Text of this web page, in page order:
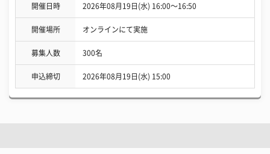
開催日時 2026年08月19日(水) 16:00〜16:50
開催場所 オンラインにて実施
募集人数 300名
申込締切 2026年08月19日(水) 15:00